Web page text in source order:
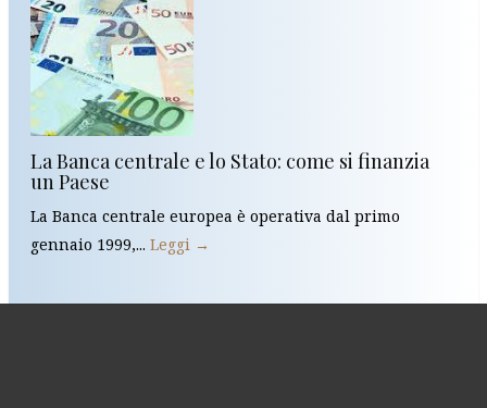
La Banca centrale e lo Stato: come si finanzia
un Paese
La Banca centrale europea è operativa dal primo
gennaio 1999,... Leggi →